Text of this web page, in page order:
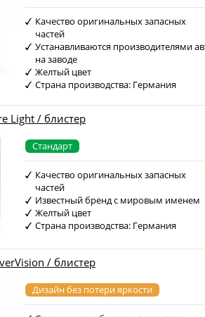
Качество оригинальных запасных
частей
Устанавливаются производителями
на заводе
Желтый цвет
Страна производства: Германия
Light / блистер
Стандарт
Качество оригинальных запасных
частей
Известный бренд с мировым именем
Желтый цвет
Страна производства: Германия
/ блистер
Дизайн без потери яркости